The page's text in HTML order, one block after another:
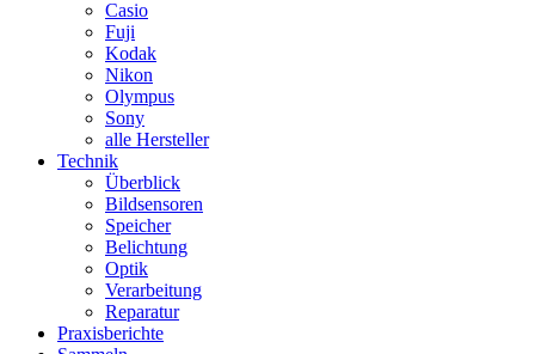
Casio
Fuji
Kodak
Nikon
Olympus
Sony
alle Hersteller
Technik
Überblick
Bildsensoren
Speicher
Belichtung
Optik
Verarbeitung
Reparatur
Praxisberichte